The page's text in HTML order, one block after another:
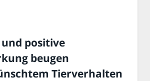
und positive
beugen
Tierverhalten